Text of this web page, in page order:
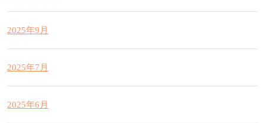
2025年9月
2025年7月
2025年6月